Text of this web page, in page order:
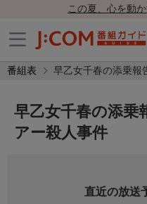
この夏、心を動
番組表 早乙女千春の添乗報
早乙女千春の添乗
アー殺人事件
直近の放送